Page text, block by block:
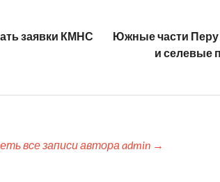
заявки КМНС
Южные части Перу
и селевые
все записи автора admin →